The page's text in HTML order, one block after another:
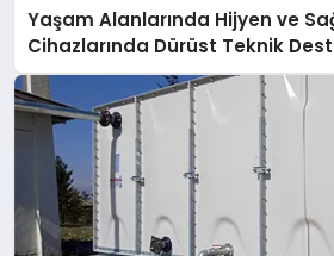
Yaşam Alanlarında Hijyen ve
Cihazlarında Dürüst Teknik